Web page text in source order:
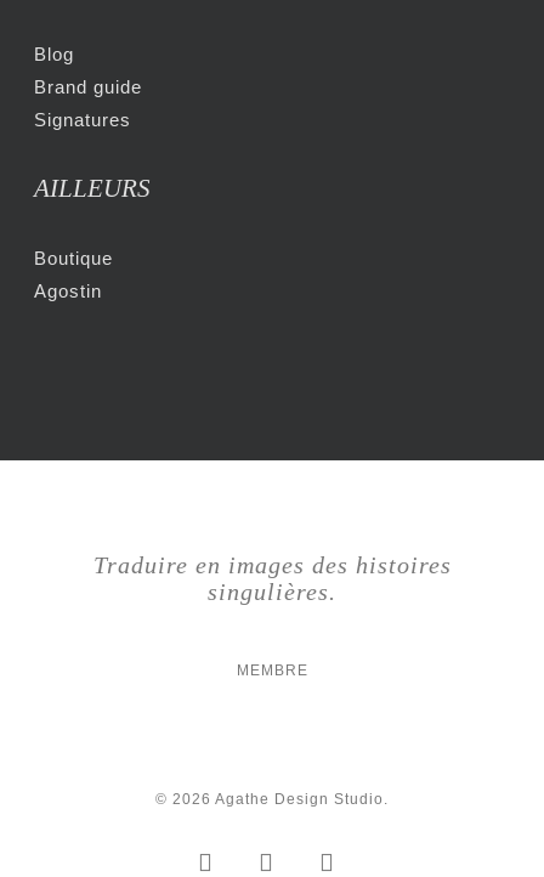
Blog
Brand guide
Signatures
AILLEURS
Boutique
Agostin
Traduire en images des histoires
singulières.
MEMBRE
© 2026 Agathe Design Studio.
facebooklinkedin instagram